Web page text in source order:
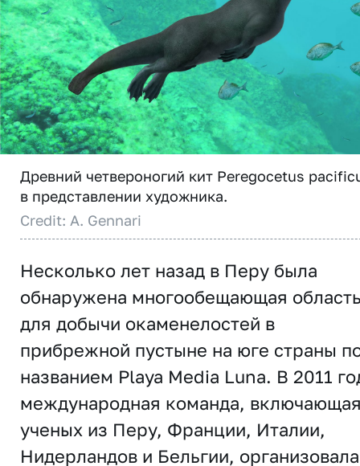
Древний четвероногий кит Peregocetus
в представлении художника.
Credit: A. Gennari
Несколько лет назад в Перу была
обнаружена многообещающая
для добычи окаменелостей в
прибрежной пустыне на юге страны
названием Playa Media Luna. В 2011
международная команда,
ученых из Перу, Франции, Италии,
Нидерландов и Бельгии, организовала